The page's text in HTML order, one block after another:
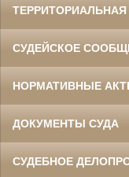
СУДЕЙСКОЕ
НОРМАТИВНЫЕ
ДОКУМЕНТЫ СУДА
СУДЕБНОЕ